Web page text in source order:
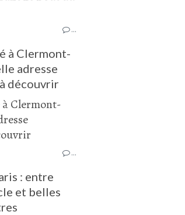
…
à Clermont-
adresse
découvrir
…
: entre
et belles